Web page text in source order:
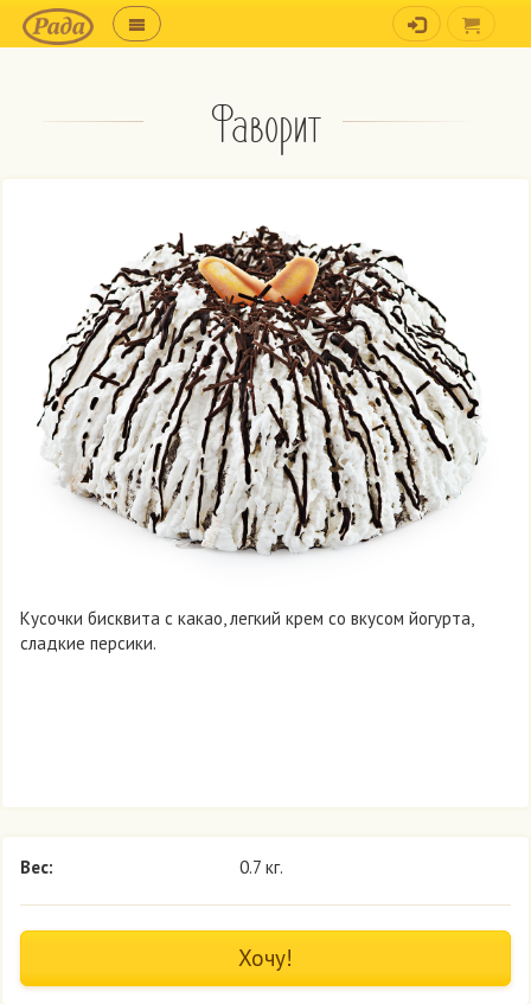
Фаворит
Кусочки бисквита с какао, легкий крем со вкусом йогурта,
сладкие персики.
Вес: 0.7 кг.
Хочу!